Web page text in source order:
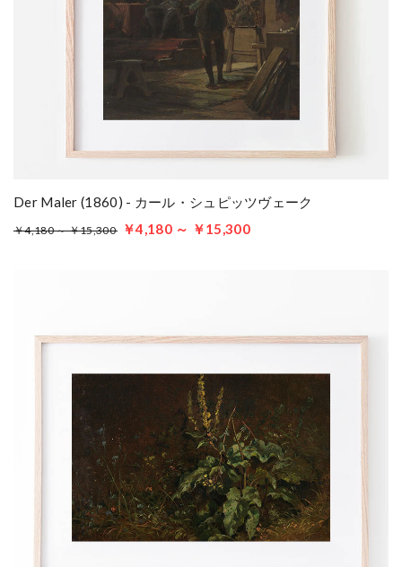
Der Maler (1860) - カール・シュピッツヴェーク
￥4,180 ～ ￥15,300 ￥4,180 ～ ￥15,300